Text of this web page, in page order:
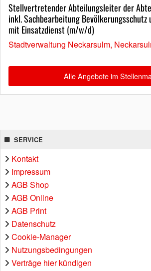
Stellvertretender Abteilungsleiter der
inkl. Sachbearbeitung Bevölkerungsschutz
mit Einsatzdienst (m/w/d)
Stadtverwaltung Neckarsulm,
Alle Angebote im
SERVICE
Kontakt
Impressum
AGB Shop
AGB Online
AGB Print
Datenschutz
Cookie-Manager
Nutzungsbedingungen
Verträge hier kündigen